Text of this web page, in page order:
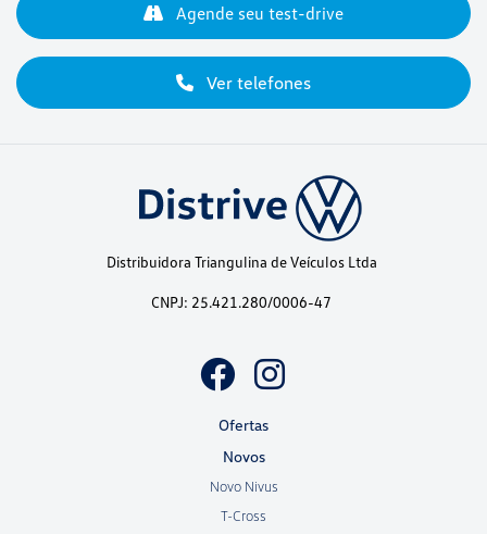
Ver telefones
Agende seu test-drive
Distribuidora Triangulina de Veículos Ltda
CNPJ: 25.421.280/0006-47
Ofertas
Novos
Novo Nivus
T-Cross